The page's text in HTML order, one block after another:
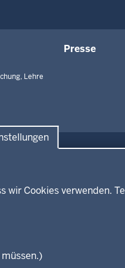
Cookies verwenden.
Lehre
Presse